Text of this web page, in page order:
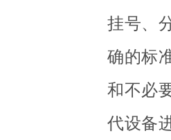
挂号、
确的标
和不必
代设备